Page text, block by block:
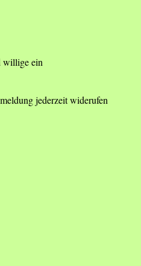
willige ein
jederzeit widerufen